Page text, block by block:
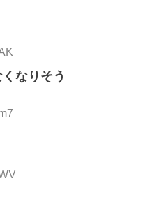
なりそう